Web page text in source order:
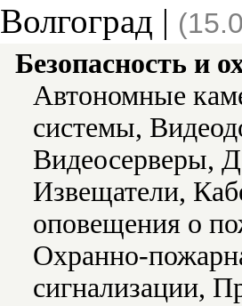
Волгоград |
Безопасность и
Автономные
системы,
Видеосерверы,
Извещатели,
оповещения о
Охранно-
сигнализации,